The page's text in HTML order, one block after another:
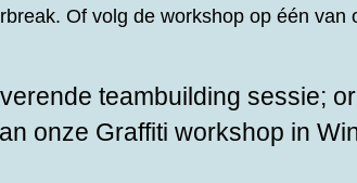
Of volg de workshop op één van
teambuilding sessie;
onze Graffiti workshop in